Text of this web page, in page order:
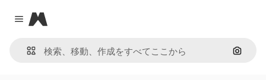
Close menu
Magnific
画像で